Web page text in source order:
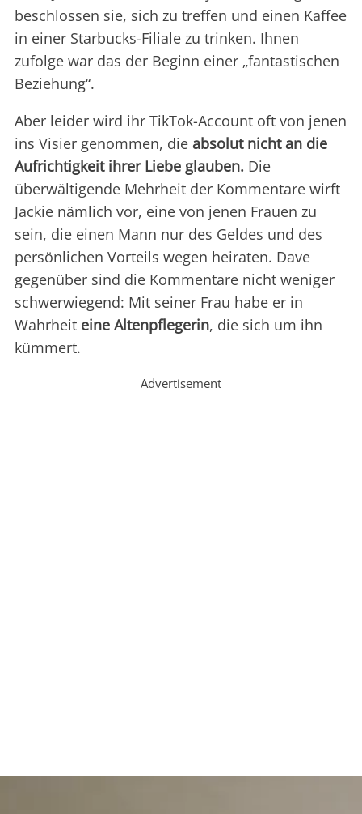
beschlossen sie, sich zu treffen und einen Kaffee
in einer Starbucks-Filiale zu trinken. Ihnen
zufolge war das der Beginn einer „fantastischen
Beziehung“.
Aber leider wird ihr TikTok-Account oft von jenen
ins Visier genommen, die absolut nicht an die
Aufrichtigkeit ihrer Liebe glauben. Die
überwältigende Mehrheit der Kommentare wirft
Jackie nämlich vor, eine von jenen Frauen zu
sein, die einen Mann nur des Geldes und des
persönlichen Vorteils wegen heiraten. Dave
gegenüber sind die Kommentare nicht weniger
schwerwiegend: Mit seiner Frau habe er in
Wahrheit eine Altenpflegerin, die sich um ihn
kümmert.
Advertisement